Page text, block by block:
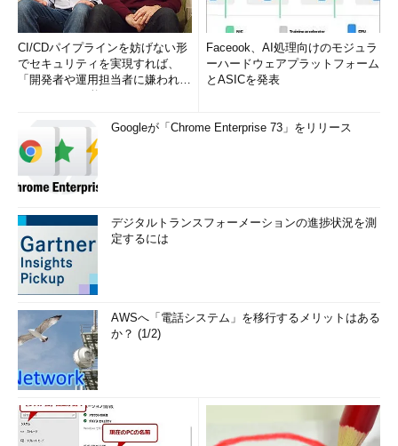
CI/CDパイプラインを妨げない形
でセキュリティを実現すれば、
「開発者や運用担当者に嫌われな
Faceook、AI処理向けのモジュラ
ーハードウェアプラットフォーム
とASICを発表
Googleが「Chrome Enterprise 73」をリリース
デジタルトランスフォーメーションの進捗状況を測
定するには
AWSへ「電話システム」を移行するメリットはある
か？ (1/2)